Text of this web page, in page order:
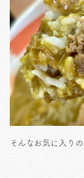
そんなお気に入りの